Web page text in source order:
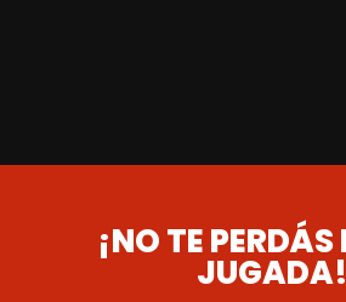
¡NO TE
JUGADA!